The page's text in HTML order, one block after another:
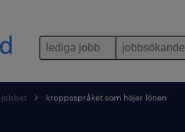
lediga jobb jobbsökande
jobbet kroppsspråket som höjer lönen